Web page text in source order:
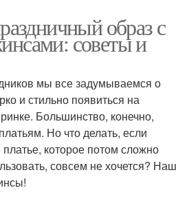
образ с
советы и
мы все задумываемся о
и стильно появиться на
Большинство, конечно,
Но что делать, если
которое потом сложно
совсем не хочется? Наш